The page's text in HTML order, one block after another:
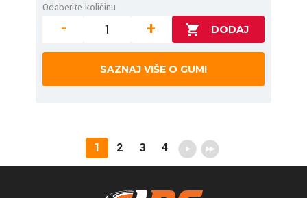
Odaberite količinu
- +
SAZNAJ VIŠE O GUMI
1 2 3 4